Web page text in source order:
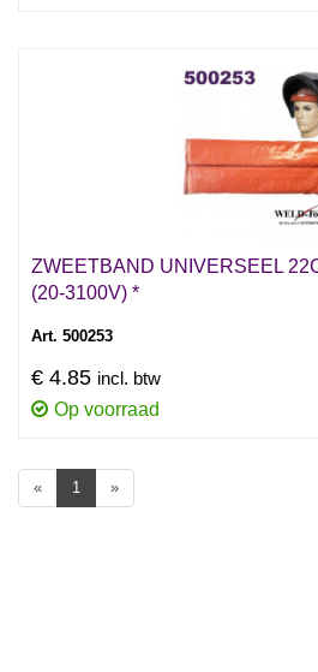
ZWEETBAND UNIVERSEEL
(20-3100V) *
Art. 500253
€ 4.85 incl. btw
Op voorraad
« 1 »